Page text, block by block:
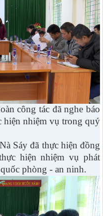
công tác đã nghe báo
hiện nhiệm vụ trong quý
Sáy đã thực hiện đồng
hiện nhiệm vụ phát
phòng - an ninh.